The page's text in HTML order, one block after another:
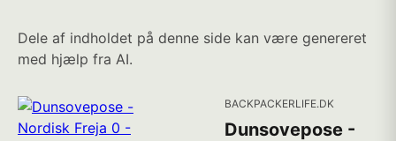
Dele af indholdet på denne side kan være genereret
med hjælp fra AI.
BACKPACKERLIFE.DK
Dunsovepose -